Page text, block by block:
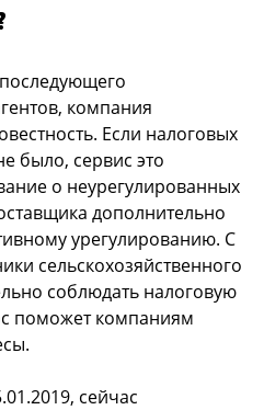
компания
Если налоговых
было, сервис это
о неурегулированных
дополнительно
урегулированию. С
сельскохозяйственного
соблюдать налоговую
поможет компаниям
сейчас